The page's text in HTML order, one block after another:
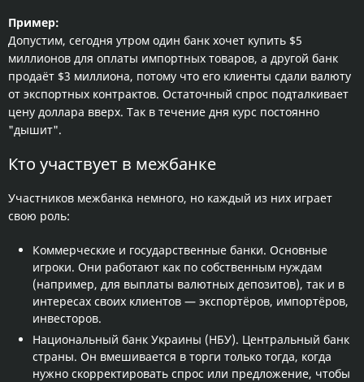
Пример:
Допустим, сегодня утром один банк хочет купить $5
миллионов для оплаты импортных товаров, а другой банк
продаёт $3 миллиона, потому что его клиенты сдали валюту
от экспортных контрактов. Остаточный спрос подталкивает
цену доллара вверх. Так в течение дня курс постоянно
"дышит".
Кто участвует в межбанке
Участников межбанка немного, но каждый из них играет
свою роль:
Коммерческие и государственные банки. Основные
игроки. Они работают как по собственным нуждам
(например, для выплаты валютных депозитов), так и в
интересах своих клиентов — экспортёров, импортёров,
инвесторов.
Национальный банк Украины (НБУ). Центральный банк
страны. Он вмешивается в торги только тогда, когда
нужно скорректировать спрос или предложение, чтобы